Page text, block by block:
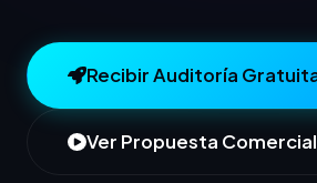
Recibir Auditoría
Ver Propuesta Comercial